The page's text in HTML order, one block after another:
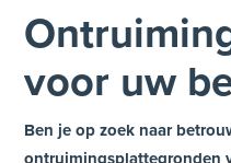
voor uw
Ben je op zoek naar